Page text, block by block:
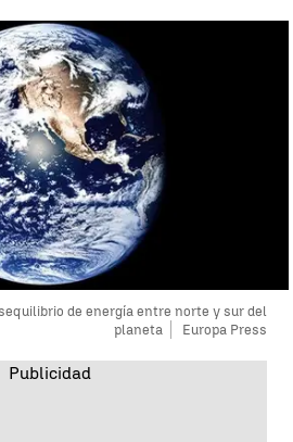
de energía entre norte y sur del
planeta
Europa Press